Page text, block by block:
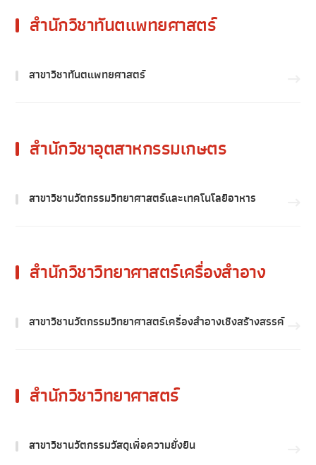
สำนักวิชาทันตแพทยศาสตร์
สาขาวิชาทันตแพทยศาสตร์
สำนักวิชาอุตสาหกรรมเกษตร
สาขาวิชานวัตกรรมวิทยาศาสตร์และเทคโนโลยีอาหาร
สำนักวิชาวิทยาศาสตร์เครื่องสำอาง
สาขาวิชานวัตกรรมวิทยาศาสตร์เครื่องสำอางเชิงสร้างสรรค์
สำนักวิชาวิทยาศาสตร์
สาขาวิชานวัตกรรมวัสดุเพื่อความยั่งยืน